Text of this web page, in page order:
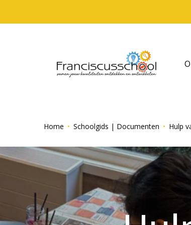
Home Schoolgids | Documenten Hulp